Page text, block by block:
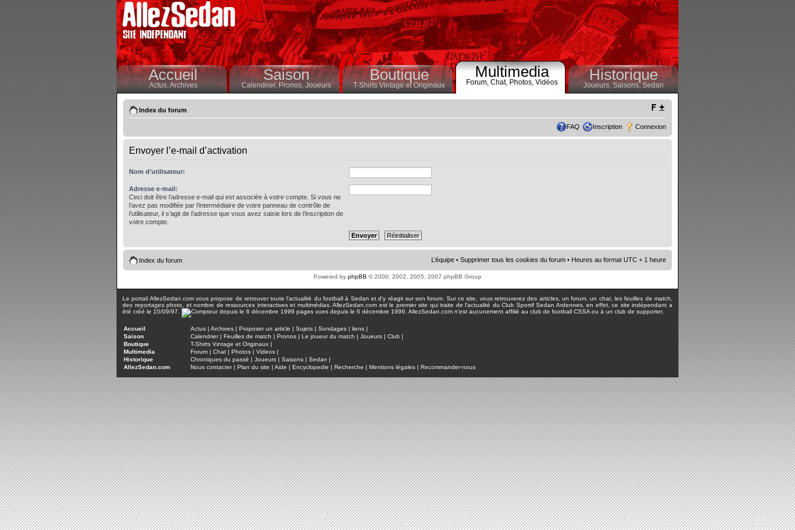
Accueil
Actus,Archives
Saison
Calendrier,Pronos, Joueurs
Boutique
T-Shirts Vintage et Originaux
Multimedia
Forum, Chat, Photos, Vidéos Historique
Joueurs, Saisons,Sedan
Index du forum
FAQ Inscription Connexion
Envoyer l’e-mail d’activation
Nom d’utilisateur:
Adresse e-mail:
Ceci doit être l’adresse e-mail qui est associée à votre compte. Si vous ne
l’avez pas modifiée par l’intermédiaire de votre panneau de contrôle de
l’utilisateur, il s’agit de l’adresse que vous avez saisie lors de l’inscription de
votre compte.
Index du forum L’équipe • Supprimer tous les cookies du forum • Heures au format UTC + 1 heure
Powered by phpBB © 2000, 2002, 2005, 2007 phpBB Group
Le portail AllezSedan.com vous propose de retrouver toute l'actualité du football à Sedan et d'y réagir sur son forum. Sur ce site, vous retrouverez des articles, un forum, un chat, les feuilles de match,
des reportages photo, et nombre de ressources interactives et multimédias. AllezSedan.com est le premier site qui traite de l'actualité du Club Sportif Sedan Ardennes, en effet, ce site indépendant a
été créé le 10/09/97.
pages vues depuis le 6 décembre 1999. AllezSedan.com n'est aucunement affilié au club de football CSSA ou à un club de supporter.
Accueil Actus | Archives | Proposer un article | Sujets | Sondages | liens |
Saison
Calendrier| Feuilles de match | Pronos | Le joueur du match | Joueurs | Club |
Boutique
T-Shirts Vintage et Originaux |
Multimedia
Forum | Chat | Photos | Videos |
Historique
Chroniques du passé | Joueurs | Saisons | Sedan |
AllezSedan.com
Nous contacter| Plan du site | Aide | Encyclopedie | Recherche | Mentions légales | Recommander-nous